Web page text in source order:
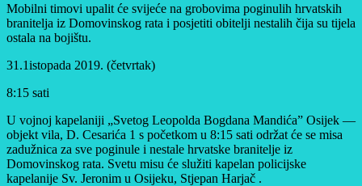
Mobilni timovi upalit će svijeće na grobovima poginulih hrvatskih
branitelja iz Domovinskog rata i posjetiti obitelji nestalih čija su tijela
ostala na bojištu.
31.1istopada 2019. (četvrtak)
8:15 sati
U vojnoj kapelaniji „Svetog Leopolda Bogdana Mandića” Osijek —
objekt vila, D. Cesarića 1 s početkom u 8:15 sati održat će se misa
zadužnica za sve poginule i nestale hrvatske branitelje iz
Domovinskog rata. Svetu misu će služiti kapelan policijske
kapelanije Sv. Jeronim u Osijeku, Stjepan Harjač .